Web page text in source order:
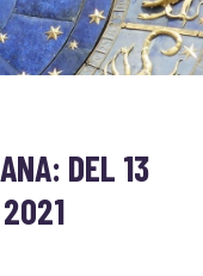
DEL 13
2021